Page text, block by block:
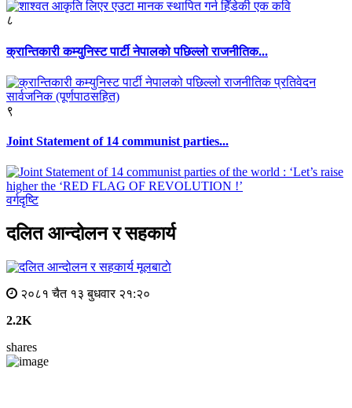
८
क्रान्तिकारी कम्युनिस्ट पार्टी नेपालको पछिल्लो राजनीतिक...
९
Joint Statement of 14 communist parties...
वर्गदृष्टि
दलित आन्दोलन र सहकार्य
मूलबाटाे
२०८१ चैत १३ बुधवार २१:२०
2.2K
shares